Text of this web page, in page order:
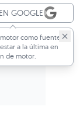
GOOGLE
como fuente
a la última en
de motor.